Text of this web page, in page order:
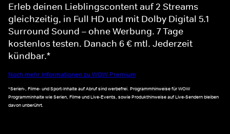
Erleb deinen Lieblingscontent auf 2 Streams
gleichzeitig, in Full HD und mit Dolby Digital 5.1
Surround Sound – ohne Werbung. 7 Tage
kostenlos testen. Danach 6 € mtl. Jederzeit
kündbar.*
Noch mehr Informationen zu WOW Premium
*Serien-, Filme- und Sport-Inhalte auf Abruf sind werbefrei. Programmhinweise für WOW
Programminhalte wie Serien, Filme und Live-Events, sowie Produkthinweise auf Live-Sendern bleiben
davon unberührt.